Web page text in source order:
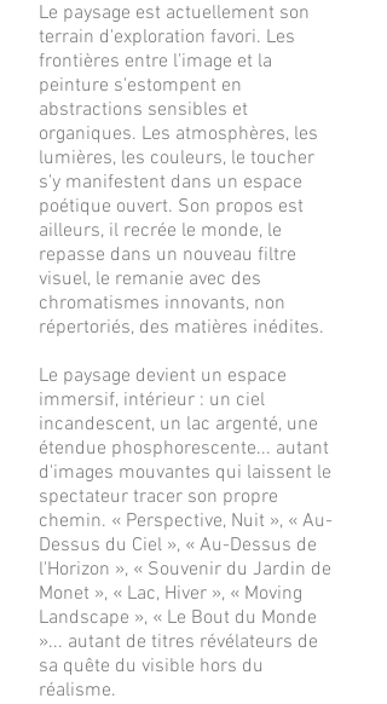
Le paysage est actuellement son
terrain d'exploration favori. Les
frontières entre l'image et la
peinture s'estompent en
abstractions sensibles et
organiques. Les atmosphères, les
lumières, les couleurs, le toucher
s'y manifestent dans un espace
poétique ouvert. Son propos est
ailleurs, il recrée le monde, le
repasse dans un nouveau filtre
visuel, le remanie avec des
chromatismes innovants, non
répertoriés, des matières inédites.
Le paysage devient un espace
immersif, intérieur : un ciel
incandescent, un lac argenté, une
étendue phosphorescente... autant
d'images mouvantes qui laissent le
spectateur tracer son propre
chemin. « Perspective, Nuit », « Au-
Dessus du Ciel », « Au-Dessus de
l'Horizon », « Souvenir du Jardin de
Monet », « Lac, Hiver », « Moving
Landscape », « Le Bout du Monde
»... autant de titres révélateurs de
sa quête du visible hors du
réalisme.